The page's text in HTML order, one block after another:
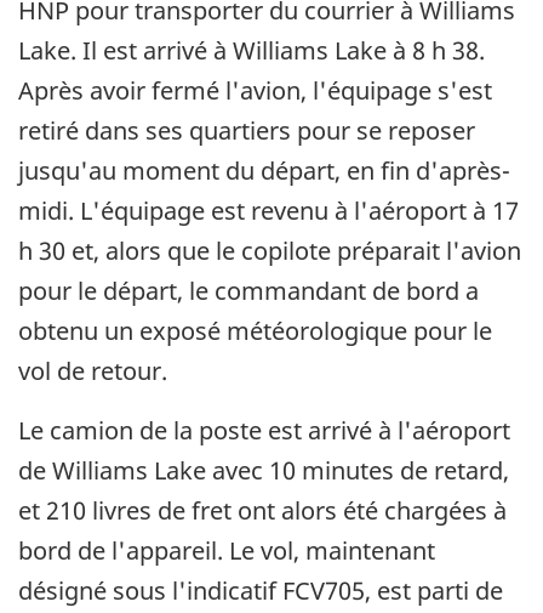
HNP pour transporter du courrier à Williams
Lake. Il est arrivé à Williams Lake à 8 h 38.
Après avoir fermé l'avion, l'équipage s'est
retiré dans ses quartiers pour se reposer
jusqu'au moment du départ, en fin d'après-
midi. L'équipage est revenu à l'aéroport à 17
h 30 et, alors que le copilote préparait l'avion
pour le départ, le commandant de bord a
obtenu un exposé météorologique pour le
vol de retour.
Le camion de la poste est arrivé à l'aéroport
de Williams Lake avec 10 minutes de retard,
et 210 livres de fret ont alors été chargées à
bord de l'appareil. Le vol, maintenant
désigné sous l'indicatif FCV705, est parti de